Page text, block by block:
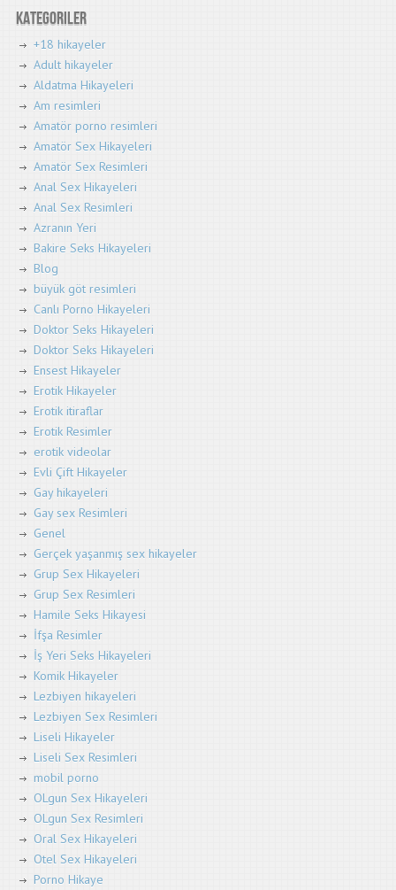
Kategoriler
+18 hikayeler
Adult hikayeler
Aldatma Hikayeleri
Am resimleri
Amatör porno resimleri
Amatör Sex Hikayeleri
Amatör Sex Resimleri
Anal Sex Hikayeleri
Anal Sex Resimleri
Azranın Yeri
Bakire Seks Hikayeleri
Blog
büyük göt resimleri
Canlı Porno Hikayeleri
Doktor Seks Hikayeleri
Doktor Seks Hikayeleri
Ensest Hikayeler
Erotik Hikayeler
Erotik itiraflar
Erotik Resimler
erotik videolar
Evli Çift Hikayeler
Gay hikayeleri
Gay sex Resimleri
Genel
Gerçek yaşanmış sex hikayeler
Grup Sex Hikayeleri
Grup Sex Resimleri
Hamile Seks Hikayesi
İfşa Resimler
İş Yeri Seks Hikayeleri
Komik Hikayeler
Lezbiyen hikayeleri
Lezbiyen Sex Resimleri
Liseli Hikayeler
Liseli Sex Resimleri
mobil porno
OLgun Sex Hikayeleri
OLgun Sex Resimleri
Oral Sex Hikayeleri
Otel Sex Hikayeleri
Porno Hikaye